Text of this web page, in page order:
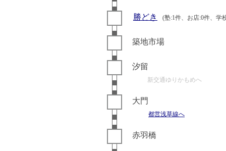
勝どき (塾:1件、お店:0件、学
築地市場
汐留
新交通ゆりかもめへ
大門
都営浅草線へ
赤羽橋